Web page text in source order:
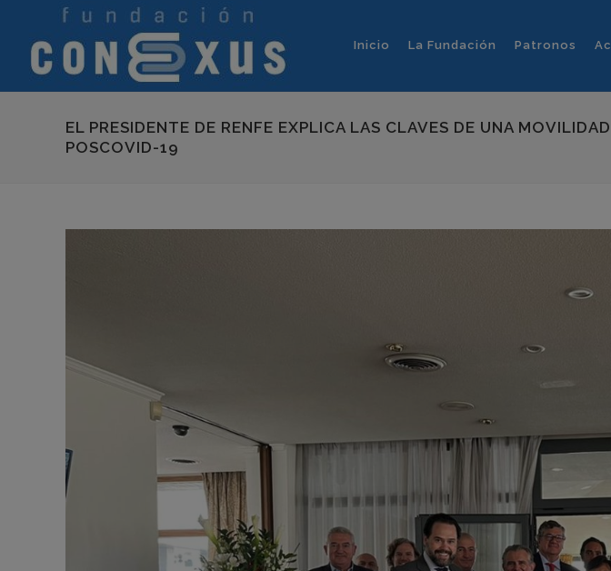
Inicio La Fundación Patronos
EL PRESIDENTE DE RENFE EXPLICA LAS CLAVES DE UNA
POSCOVID-19